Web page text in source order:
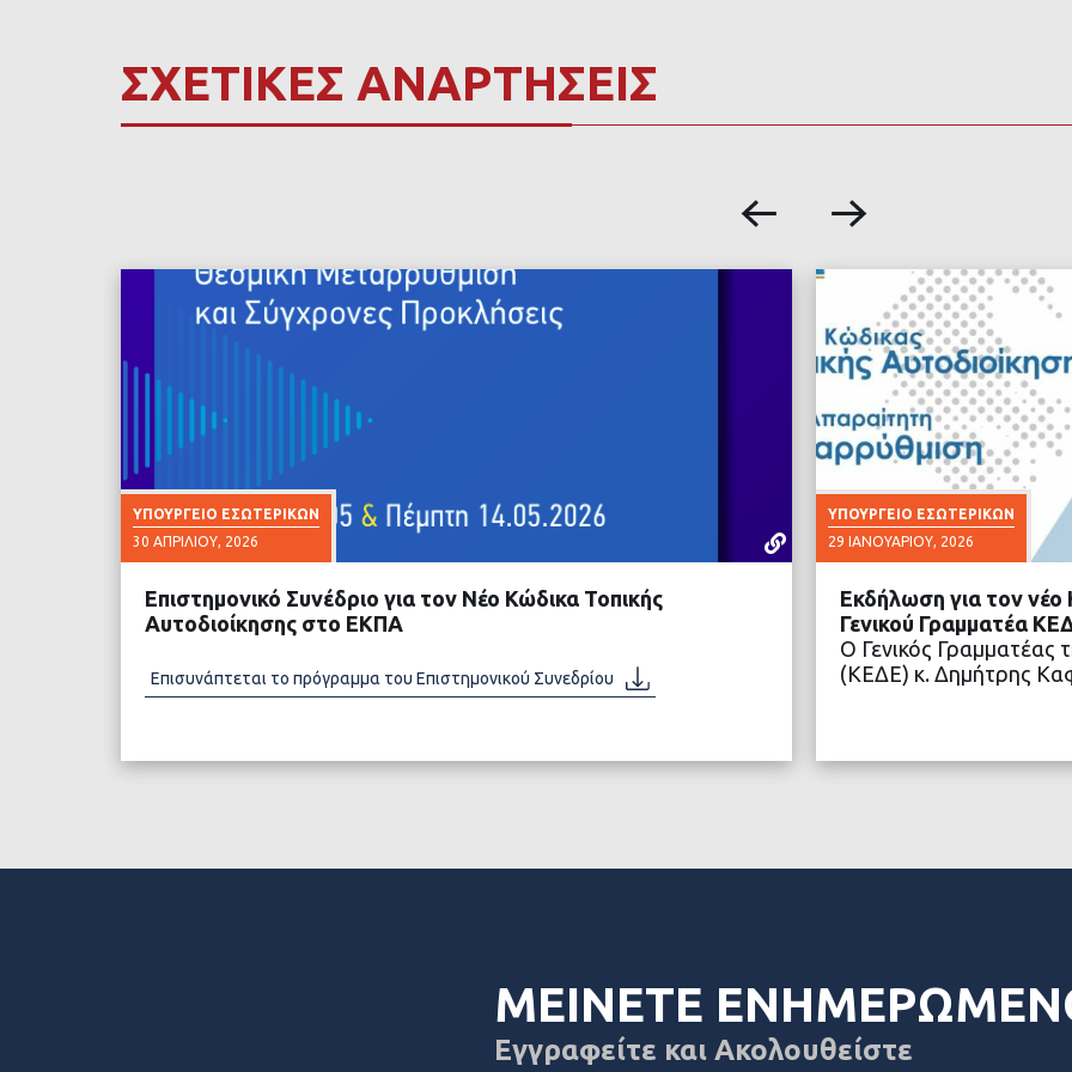
ΣΧΕΤΙΚΕΣ ΑΝΑΡΤΗΣΕΙΣ
ΥΠΟΥΡΓΕΊΟ ΕΣΩΤΕΡΙΚΏΝ
30 ΑΠΡΙΛΊΟΥ, 2026
Επιστημονικό Συνέδριο για τον Νέο Κώδικα Τοπικής
Αυτοδιοίκησης στο ΕΚΠΑ
Επισυνάπτεται το πρόγραμμα του Επιστημονικού Συνεδρίου
ΥΠΟΥΡΓΕΊΟ ΕΣΩΤΕΡΙΚΏΝ
29 ΙΑΝΟΥΑΡΊΟΥ, 2026
Εκδήλωση για τον νέο
Γενικού Γραμματέα
Ο Γενικός Γραμματέας
(ΚΕΔΕ) κ. Δημήτρης
ΜΕΙΝΕΤΕ
Εγγραφείτε και Ακολουθείστε